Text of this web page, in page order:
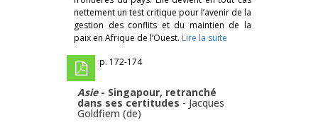
nettement un test critique pour l’avenir de la
gestion des conflits et du maintien de la
paix en Afrique de l’Ouest. Lire la suite
p. 172-174
Asie - Singapour, retranché
dans ses certitudes - Jacques
Goldfiem (de)